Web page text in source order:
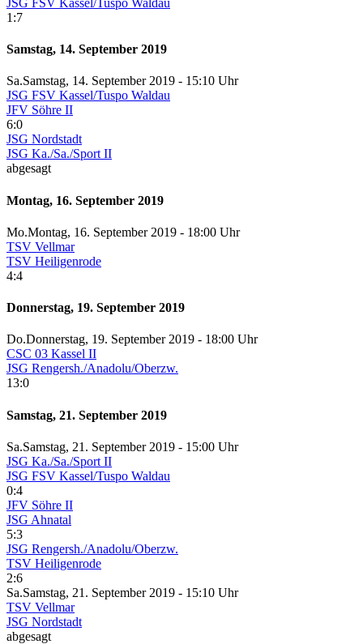
1:7
Samstag, 14. September 2019
Sa.Samstag, 14. September 2019 - 15:10 Uhr
JSG FSV Kassel/Tuspo Waldau
JFV Söhre II
6:0
JSG Nordstadt
JSG Ka./Sa./Sport II
abgesagt
Montag, 16. September 2019
Mo.Montag, 16. September 2019 - 18:00 Uhr
TSV Vellmar
TSV Heiligenrode
4:4
Donnerstag, 19. September 2019
Do.Donnerstag, 19. September 2019 - 18:00 Uhr
CSC 03 Kassel II
JSG Rengersh./Anadolu/Oberzw.
13:0
Samstag, 21. September 2019
Sa.Samstag, 21. September 2019 - 15:00 Uhr
JSG Ka./Sa./Sport II
JSG FSV Kassel/Tuspo Waldau
0:4
JFV Söhre II
JSG Ahnatal
5:3
JSG Rengersh./Anadolu/Oberzw.
TSV Heiligenrode
2:6
Sa.Samstag, 21. September 2019 - 15:10 Uhr
TSV Vellmar
JSG Nordstadt
abgesagt